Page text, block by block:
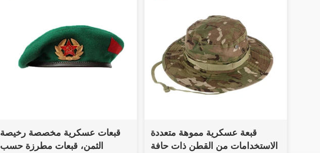
قبعات عسكرية مخصصة رخيصة
الثمن، قبعات مطرزة حسب
قبعة عسكرية مموهة متعددة
الاستخدامات من القطن ذات حافة